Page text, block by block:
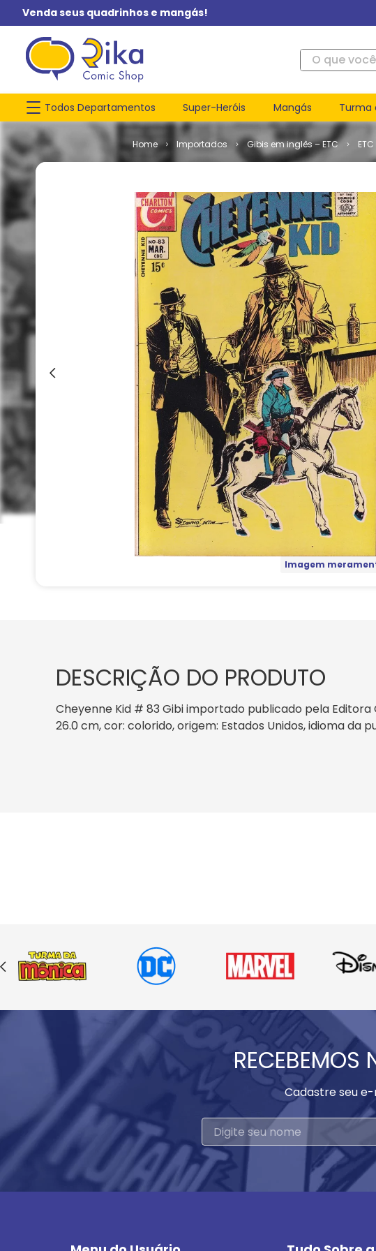
Venda seus quadrinhos e mangás!
O que você
Todos Departamentos Super-Heróis Mangás Turma
Importados Gibis em inglês – ETC ETC
Imagem
DESCRIÇÃO DO PRODUTO
Cheyenne Kid # 83 Gibi importado publicado pela
26.0 cm, cor: colorido, origem: Estados Unidos, idioma da
RECEBEMOS
Cadastre seu